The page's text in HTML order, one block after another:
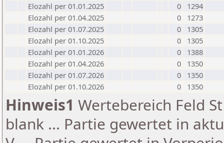
Elozahl per 01.01.2025
0
1294
Elozahl per 01.04.2025
0
1273
Elozahl per 01.07.2025
0
1305
Elozahl per 01.10.2025
0
1305
Elozahl per 01.01.2026
0
1388
Elozahl per 01.04.2026
0
1350
Elozahl per 01.07.2026
0
1350
Elozahl per 01.10.2026
0 1350
Hinweis1 Wertebereich Feld
blank ... Partie gewertet in